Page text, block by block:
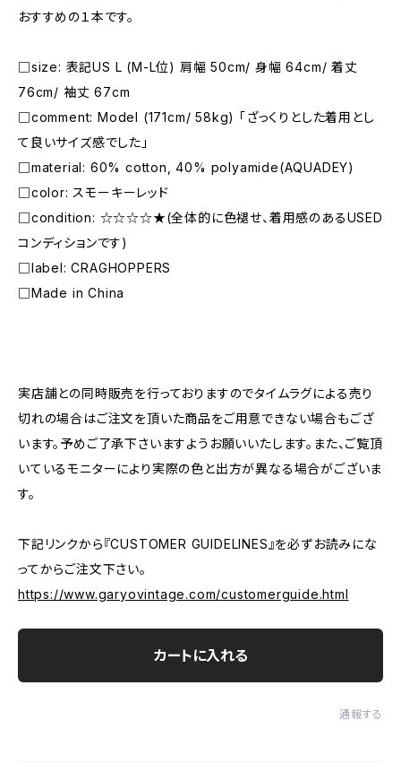
おすすめの１本です。
□size: 表記US L (M-L位) 肩幅 50cm/ 身幅 64cm/ 着丈
76cm/ 袖丈 67cm
□comment: Model (171cm/ 58kg) 「ざっくりとした着用とし
て良いサイズ感でした」
□material: 60% cotton, 40% polyamide(AQUADEY)
□color: スモーキーレッド
□condition: ☆☆☆☆★(全体的に色褪せ、着用感のあるUSED
コンディションです)
□label: CRAGHOPPERS
□Made in China
実店舗との同時販売を行っておりますのでタイムラグによる売り
切れの場合はご注文を頂いた商品をご用意できない場合もござ
います。予めご了承下さいますようお願いいたします。また、ご覧頂
いているモニターにより実際の色と出方が異なる場合がございま
す。
下記リンクから『CUSTOMER GUIDELINES』を必ずお読みにな
ってからご注文下さい。
https://www.garyovintage.com/customerguide.html
カートに入れる
通報する